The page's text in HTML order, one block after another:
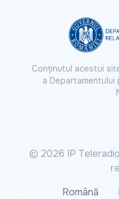
Conținutul acestui
a Departamentului
© 2026 IP
Română